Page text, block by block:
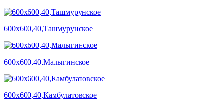
600х600,40,Ташмурунское
600х600,40,Малыгинское
600х600,40,Камбулатовское